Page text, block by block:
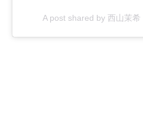
A post shared by 西山茉